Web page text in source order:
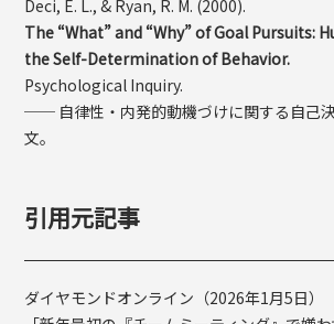
Deci, E. L., & Ryan, R. M. (2000).
The “What” and “Why” of Goal Pursuits:
the Self-Determination of Behavior.
Psychological Inquiry.
── 自律性・内発的動機づけに関する自己
文。
引用元記事
ダイヤモンドオンライン（2026年1月5日）